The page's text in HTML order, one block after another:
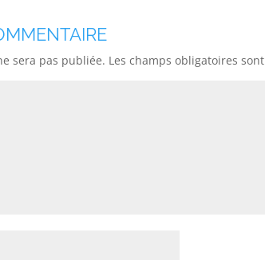
sera pas publiée. Les champs obligatoires